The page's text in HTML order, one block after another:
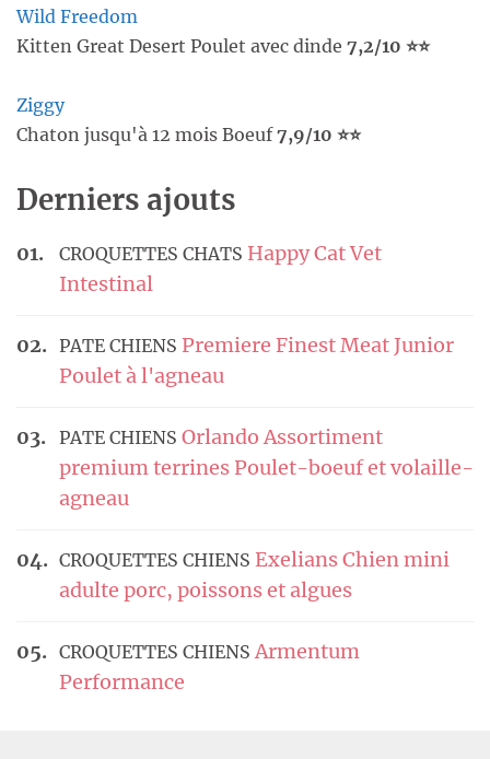
Wild Freedom
Kitten Great Desert Poulet avec dinde 7,2/10 ⭐⭐
Ziggy
Chaton jusqu'à 12 mois Boeuf7,9/10 ⭐⭐
Derniers ajouts
CROQUETTES CHATS Happy Cat Vet
Intestinal
PATE CHIENS Premiere Finest Meat Junior
Poulet à l'agneau
PATE CHIENS Orlando Assortiment
premium terrines Poulet-boeuf et volaille-
agneau
CROQUETTES CHIENS Exelians Chien mini
adulte porc, poissons et algues
CROQUETTES CHIENSArmentum
Performance